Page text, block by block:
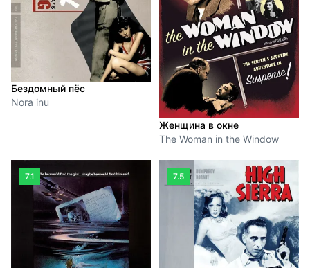
Бездомный пёс
Nora inu
Женщина в окне
The Woman in the Window
7.1 7.5